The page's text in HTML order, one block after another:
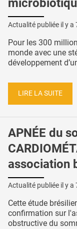
Actualité publiée il y a
Pour les 300
monde avec une
développement
LIRE LA SUITE
APNÉE du
association
Actualité publiée il y a
Cette étude
confirmation sur
obstructive du